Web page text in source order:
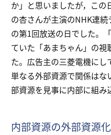
か」と思いましたが，こ
の杏さんが主演のNHK連続
の第1回放送の日でした。
ていた「あまちゃん」の
た。広告主の三菱電機に
単なる外部資源で関係は
部資源を見事に内部に組み
内部資源の外部資源化